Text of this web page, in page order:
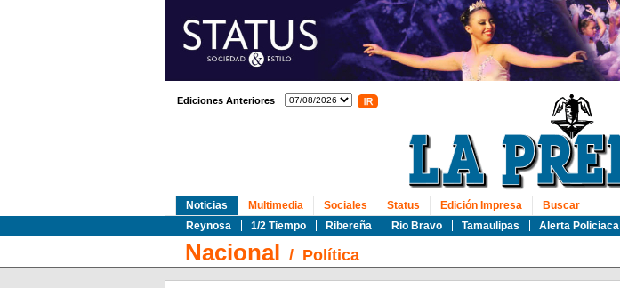
Ediciones Anteriores
Noticias
Reynosa
1/2 Tiempo Ribereña Rio Bravo Tamaulipas Alerta Policiaca
Multimedia Sociales Status Edición Impresa Buscar
Nacional / Política